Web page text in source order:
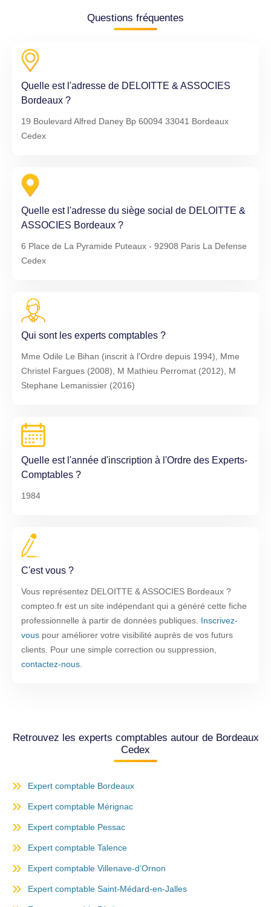
Questions fréquentes
Quelle est l'adresse de DELOITTE & ASSOCIES
Bordeaux ?
19 Boulevard Alfred Daney Bp 60094 33041 Bordeaux
Cedex
Quelle est l'adresse du siège social de DELOITTE &
ASSOCIES Bordeaux ?
6 Place de La Pyramide Puteaux - 92908 Paris La Defense
Cedex
Qui sont les experts comptables ?
Mme Odile Le Bihan (inscrit à l'Ordre depuis 1994), Mme
Christel Fargues (2008), M Mathieu Perromat (2012), M
Stephane Lemanissier (2016)
Quelle est l'année d'inscription à l'Ordre des Experts-
Comptables ?
1984
C'est vous ?
Vous représentez DELOITTE & ASSOCIES Bordeaux ?
compteo.fr est un site indépendant qui a généré cette fiche
professionnelle à partir de données publiques. Inscrivez-
vous pour améliorer votre visibilité auprès de vos futurs
clients. Pour une simple correction ou suppression,
contactez-nous
Retrouvez les experts comptables autour de Bordeaux
Cedex
Expert comptable Bordeaux
Expert comptable Mérignac
Expert comptable Pessac
Expert comptable Talence
Expert comptable Villenave-d’Ornon
Expert comptable Saint-Médard-en-Jalles